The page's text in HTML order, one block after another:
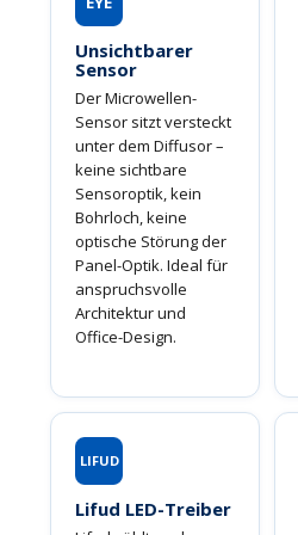
Unsichtbarer
Sensor
Der Microwellen-
Sensor sitzt versteckt
unter dem Diffusor –
keine sichtbare
Sensoroptik, kein
Bohrloch, keine
optische Störung der
Panel-Optik. Ideal für
anspruchsvolle
Architektur und
Office-Design.
LIFUD
Lifud LED-Treiber